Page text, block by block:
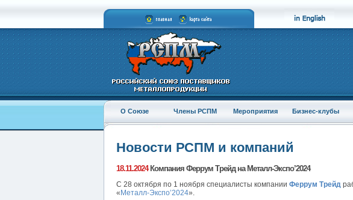
О Союзе Члены РСПМ Мероприятия Бизнес-клубы
Новости РСПМ и компаний
18.11.2024Компания Феррум Трейд на Металл-Экспо’2024
С 28 октября по 1 ноября специалисты компании Феррум Трейд
« Металл-Экспо’2024».